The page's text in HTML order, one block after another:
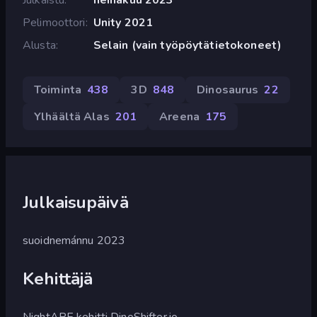
Pelimoottori
Unity 2021
Alusta
Selain (vain työpöytätietokoneet)
Toiminta 438 3D 848 Dinosaurus 22
Ylhäältä Alas 201 Areena 175
Julkaisupäivä
suoidnemánnu 2023
Kehittäjä